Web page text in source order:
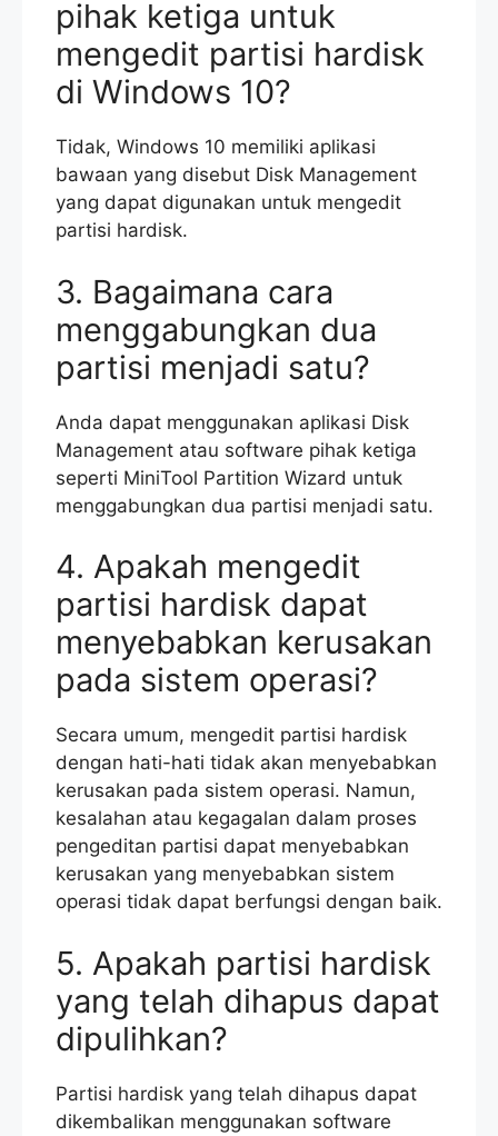
pihak ketiga untuk
mengedit partisi hardisk
di Windows 10?
Tidak, Windows 10 memiliki aplikasi
bawaan yang disebut Disk Management
yang dapat digunakan untuk mengedit
partisi hardisk.
3. Bagaimana cara
menggabungkan dua
partisi menjadi satu?
Anda dapat menggunakan aplikasi Disk
Management atau software pihak ketiga
seperti MiniTool Partition Wizard untuk
menggabungkan dua partisi menjadi satu.
4. Apakah mengedit
partisi hardisk dapat
menyebabkan kerusakan
pada sistem operasi?
Secara umum, mengedit partisi hardisk
dengan hati-hati tidak akan menyebabkan
kerusakan pada sistem operasi. Namun,
kesalahan atau kegagalan dalam proses
pengeditan partisi dapat menyebabkan
kerusakan yang menyebabkan sistem
operasi tidak dapat berfungsi dengan baik.
5. Apakah partisi hardisk
yang telah dihapus dapat
dipulihkan?
Partisi hardisk yang telah dihapus dapat
dikembalikan menggunakan software